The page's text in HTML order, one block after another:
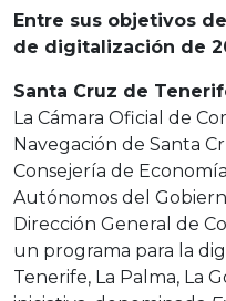
Entre sus objetivos
de digitalización de
Santa Cruz de
La Cámara Oficial de
Navegación de Santa
Consejería de
Autónomos del
Dirección General de
un programa para la
Tenerife, La Palma, La